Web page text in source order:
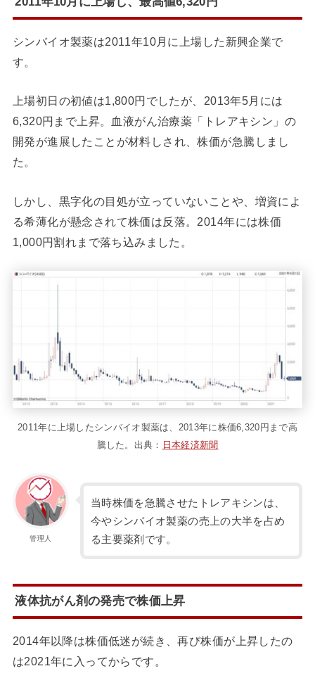
シンバイオ製薬は2011年10月に上場した新興企業で
す。
上場初日の初値は1,800円でしたが、2013年5月には
6,320円まで上昇。血液がん治療薬「トレアキシン」の
開発が進展したことが材料しされ、株価が急騰しまし
た。
しかし、黒字化の目処が立っていないことや、増資によ
る希薄化が懸念されて株価は反落。2014年には株価
1,000円割れまで落ち込みました。
2011年に上場したシンバイオ製薬は、2013年に株価6,320円まで高
騰した。出典： 日本経済新聞
管理人
当時株価を急騰させたトレアキシンは、
今やシンバイオ製薬の売上の大半を占め
る主要薬剤です。
液体抗がん剤の発売で株価上昇
2014年以降は株価低迷が続き、再び株価が上昇したの
は2021年に入ってからです。